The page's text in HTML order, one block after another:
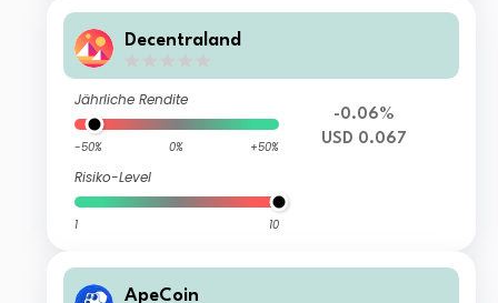
Decentraland
Jährliche Rendite
-50% 0% +50%
Risiko-Level
1 10
-0.06%
USD 0.067
ApeCoin